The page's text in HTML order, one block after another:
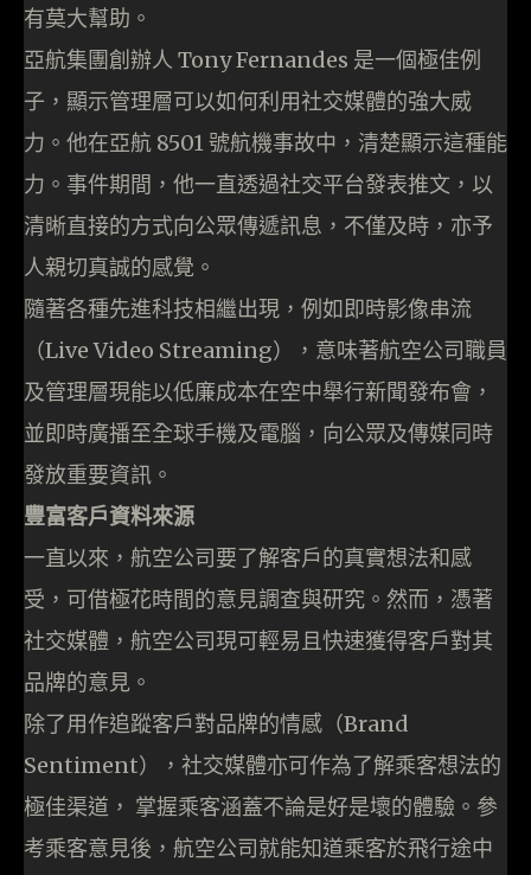
有莫大幫助。
亞航集團創辦人 Tony Fernandes 是一個極佳例
子，顯示管理層可以如何利用社交媒體的強大威
力。他在亞航 8501 號航機事故中，清楚顯示這種能
力。事件期間，他一直透過社交平台發表推文，以
清晰直接的方式向公眾傳遞訊息，不僅及時，亦予
人親切真誠的感覺。
隨著各種先進科技相繼出現，例如即時影像串流
（Live Video Streaming），意味著航空公司職員
及管理層現能以低廉成本在空中舉行新聞發布會，
並即時廣播至全球手機及電腦，向公眾及傳媒同時
發放重要資訊。
豐富客戶資料來源
一直以來，航空公司要了解客戶的真實想法和感
受，可借極花時間的意見調查與研究。然而，憑著
社交媒體，航空公司現可輕易且快速獲得客戶對其
品牌的意見。
除了用作追蹤客戶對品牌的情感（Brand
Sentiment），社交媒體亦可作為了解乘客想法的
極佳渠道， 掌握乘客涵蓋不論是好是壞的體驗。參
考乘客意見後，航空公司就能知道乘客於飛行途中